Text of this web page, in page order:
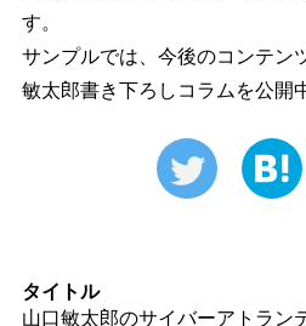
す。
サンプルでは、今後のコンテン
敏太郎書き下ろしコラムを公開
タイトル
山口敏太郎のサイバーアトラン